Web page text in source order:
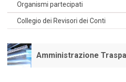
Organismi partecipati
Collegio dei Revisori dei Conti
Amministrazione